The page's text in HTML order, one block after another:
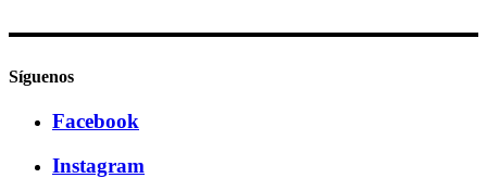
Síguenos
Facebook
Instagram